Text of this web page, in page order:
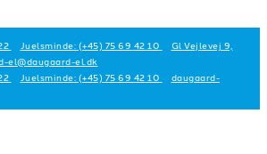
Juelsminde: (+45) 75 69 42 10
Gl Vejlevej 9,
el@daugaard-el.dk
Juelsminde: (+45) 75 69 42 10
daugaard-